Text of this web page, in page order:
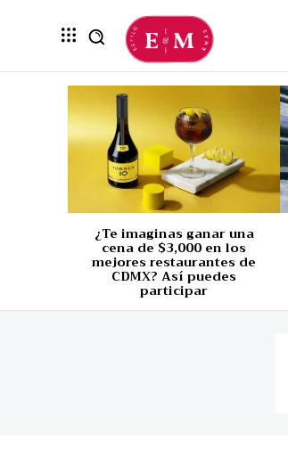
¿Te imaginas ganar una
cena de $3,000 en los
mejores restaurantes de
CDMX? Así puedes
participar